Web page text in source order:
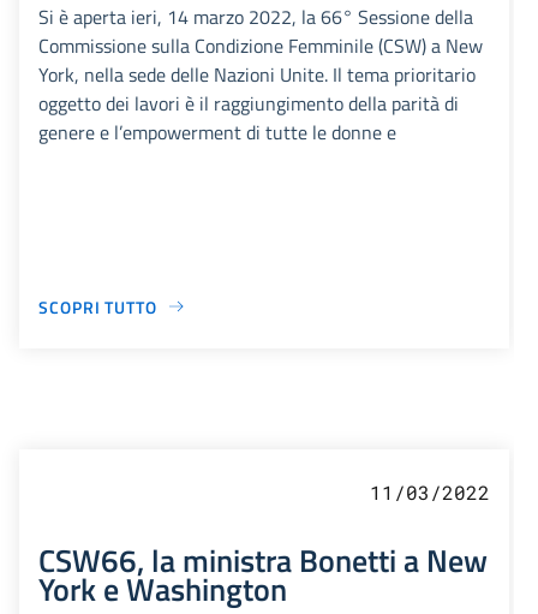
Si è aperta ieri, 14 marzo 2022, la 66° Sessione della
Commissione sulla Condizione Femminile (CSW) a New
York, nella sede delle Nazioni Unite. Il tema prioritario
oggetto dei lavori è il raggiungimento della parità di
genere e l’empowerment di tutte le donne e
SCOPRI TUTTO
11/03/2022
CSW66, la ministra Bonetti a New
York e Washington